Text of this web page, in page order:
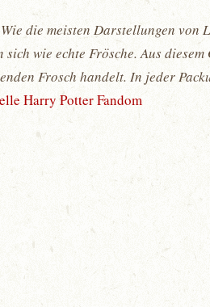
die meisten Darstellungen von
wie echte Frösche. Aus
Frosch handelt. In jeder
Harry Potter Fandom